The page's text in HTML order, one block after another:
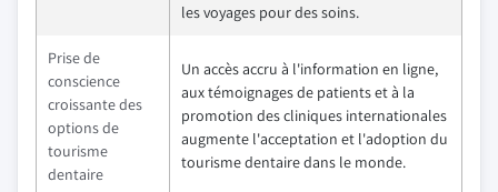
les voyages pour des soins.
Prise de
conscience
croissante des
options de
tourisme
dentaire
Un accès accru à l'information en ligne,
aux témoignages de patients et à la
promotion des cliniques internationales
augmente l'acceptation et l'adoption du
tourisme dentaire dans le monde.